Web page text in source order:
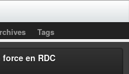
Tags
en RDC